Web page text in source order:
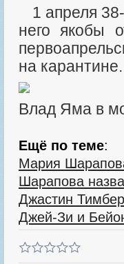
1 апреля 38-летний Влад Яма также показал фото, где у
него якобы
на карантине.
Влад Яма в
Ещё по теме:
Мария
Шарапова
Джастин
Джей-Зи и